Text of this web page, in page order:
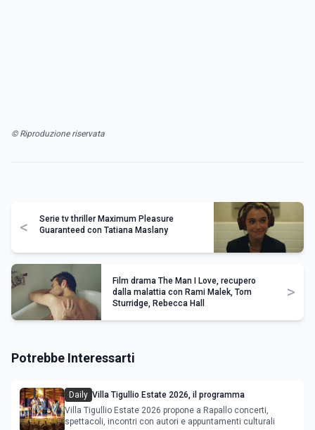
© Riproduzione riservata
<
Serie tv thriller Maximum Pleasure
Guaranteed con Tatiana Maslany
Film drama The Man I Love, recupero
dalla malattia con Rami Malek, Tom
Sturridge, Rebecca Hall
>
Potrebbe Interessarti
Daily Villa Tigullio Estate 2026, il programma
Villa Tigullio Estate 2026 propone a Rapallo concerti,
spettacoli, incontri con autori e appuntamenti culturali